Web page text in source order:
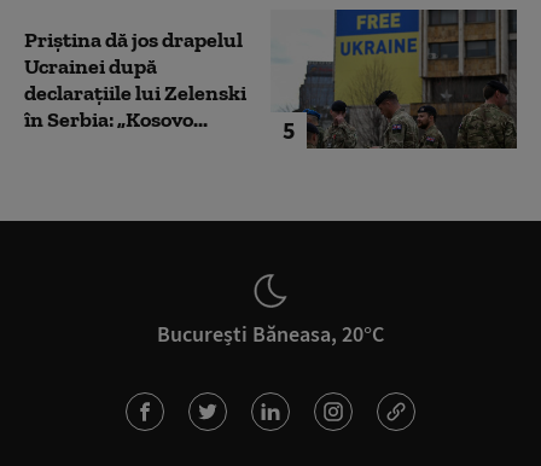
5
Priștina dă jos drapelul
Ucrainei după
declarațiile lui Zelenski
în Serbia: „Kosovo...
București Băneasa, 20°C